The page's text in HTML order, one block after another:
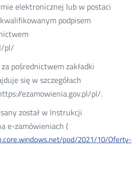
elektronicznej lub w postaci
podpisem
pl/
pośrednictwem zakładki
się w szczegółach
ezamowienia.gov.pl/pl/.
został w Instrukcji
e-zamówieniach (
pod/2021/10/Oferty-